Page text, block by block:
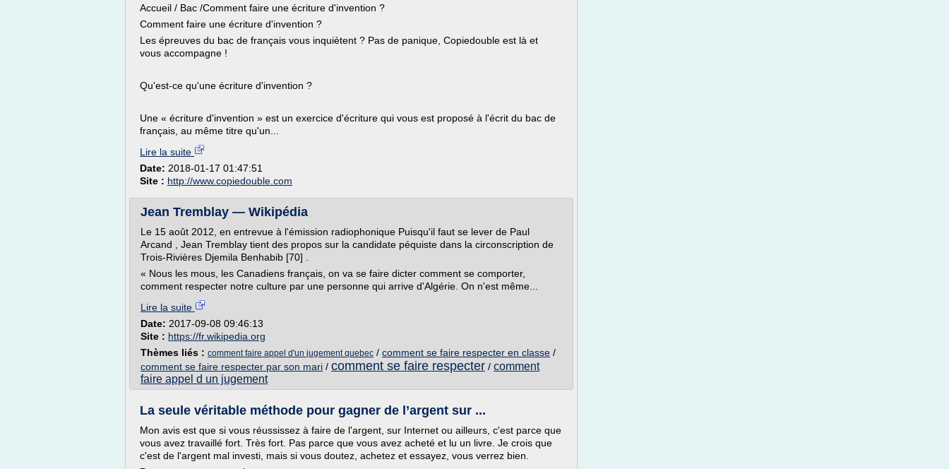
Accueil / Bac /Comment faire une écriture d'invention ?
Comment faire une écriture d'invention ?
Les épreuves du bac de français vous inquiètent ? Pas de panique, Copiedouble est là et
vous accompagne !
Qu'est-ce qu'une écriture d'invention ?
Une « écriture d'invention » est un exercice d'écriture qui vous est proposé à l'écrit du bac de
français, au même titre qu'un...
Lire la suite
Date: 2018-01-17 01:47:51
Site : http://www.copiedouble.com
Jean Tremblay — Wikipédia
Le 15 août 2012, en entrevue à l'émission radiophonique Puisqu'il faut se lever de Paul
Arcand , Jean Tremblay tient des propos sur la candidate péquiste dans la circonscription de
Trois-Rivières Djemila Benhabib [70] .
« Nous les mous, les Canadiens français, on va se faire dicter comment se comporter,
comment respecter notre culture par une personne qui arrive d'Algérie. On n'est même...
Lire la suite
Date: 2017-09-08 09:46:13
Site : https://fr.wikipedia.org
Thèmes liés : comment faire appel d'un jugement quebec / comment se faire respecter en classe /
comment se faire respecter par son mari / comment se faire respecter / comment
faire appel d un jugement
La seule véritable méthode pour gagner de l’argent sur ...
Mon avis est que si vous réussissez à faire de l'argent, sur Internet ou ailleurs, c'est parce que
vous avez travaillé fort. Très fort. Pas parce que vous avez acheté et lu un livre. Je crois que
c'est de l'argent mal investi, mais si vous doutez, achetez et essayez, vous verrez bien.